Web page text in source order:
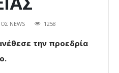
NEWS 1258
την προεδρία